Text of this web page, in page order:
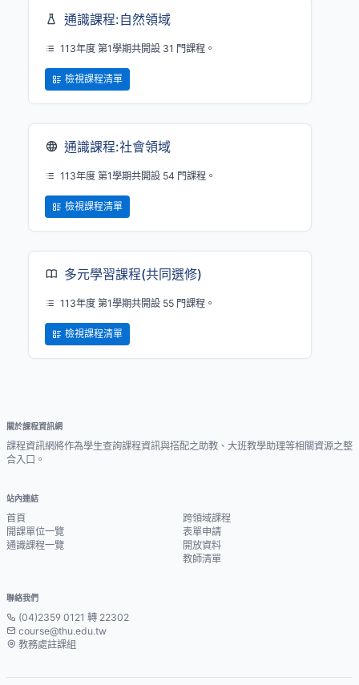
通識課程:自然領域
113年度 第1學期共開設 31 門課程。
檢視課程清單
通識課程:社會領域
113年度 第1學期共開設 54 門課程。
檢視課程清單
多元學習課程(共同選修)
113年度 第1學期共開設 55 門課程。
檢視課程清單
關於課程資訊網
課程資訊網將作為學生查詢課程資訊與搭配之助教、大班教學助理等相關資源之整
合入口。
站內連結
首頁
開課單位一覽
通識課程一覽
跨領域課程
表單申請
開放資料
教師清單
聯絡我們
(04)2359 0121 轉 22302
course@thu.edu.tw
教務處註課組